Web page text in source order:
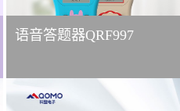
语音答题器QRF997